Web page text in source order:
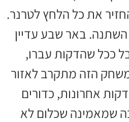
צימק ל-2:1 והחזיר את כל הלחץ לטרנר.
באר שבע עדיין
ככל שהדקות עברו,
הזה מתקרב לאזור
אחרונות, כדורים
שמאמינה שכלום לא